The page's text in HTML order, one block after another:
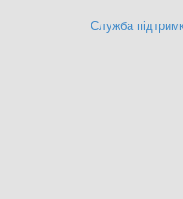
Служба